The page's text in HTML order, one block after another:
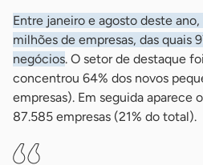
Entre janeiro e agosto deste
milhões de empresas, das quais
negócios. O setor de destaque
concentrou 64% dos novos
empresas). Em seguida aparece
87.585 empresas (21% do total).